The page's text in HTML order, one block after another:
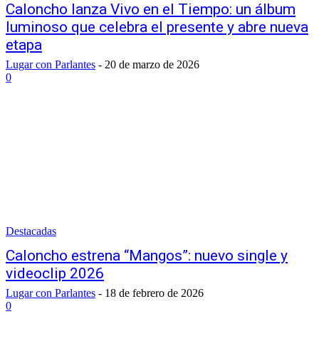
Caloncho lanza Vivo en el Tiempo: un álbum
luminoso que celebra el presente y abre nueva
etapa
Lugar con Parlantes - 20 de marzo de 2026
0
Destacadas
Caloncho estrena “Mangos”: nuevo single y
videoclip 2026
Lugar con Parlantes - 18 de febrero de 2026
0